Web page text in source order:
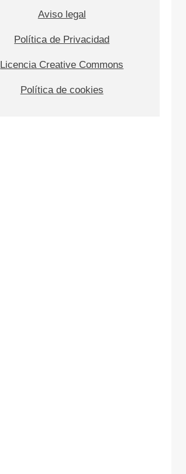
Aviso legal
Política de Privacidad
Licencia Creative Commons
Política de cookies